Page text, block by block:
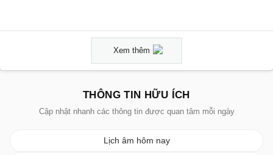
Xem thêm
THÔNG TIN HỮU ÍCH
Cập nhật nhanh các thông tin được quan tâm mỗi ngày
Lịch âm hôm nay